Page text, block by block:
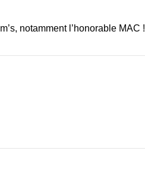
notamment l’honorable MAC !